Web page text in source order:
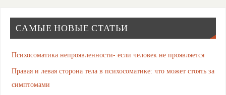
САМЫЕ НОВЫЕ СТАТЬИ
Психосоматика непроявленности- если человек не проявляется
Правая и левая сторона тела в психосоматике: что может стоять за
симптомами